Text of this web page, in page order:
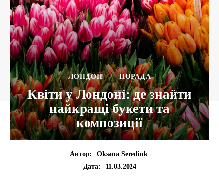
ЛОНДОН ПОРАДА
Квіти у Лондоні: де знайти
найкращі букети та
композиції
Автор:
Oksana Serediuk
Дата:
11.03.2024